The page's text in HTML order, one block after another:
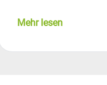
Mehr lesen